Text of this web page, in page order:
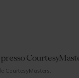
CourtesyMasters.